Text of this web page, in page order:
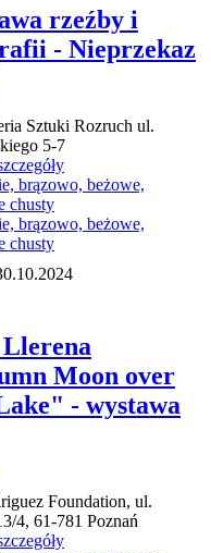
rzeźby i
- Nieprzekaz
Sztuki Rozruch ul.
5-7
Moon over
- wystawa
Foundation, ul.
4, 61-781 Poznań